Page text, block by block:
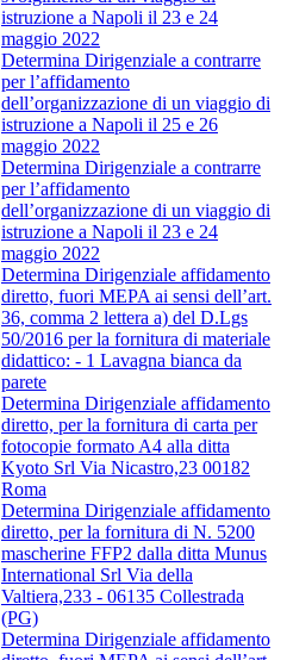
istruzione a Napoli il 23 e 24
maggio 2022
Determina Dirigenziale a contrarre
per l’affidamento
dell’organizzazione di un viaggio di
istruzione a Napoli il 25 e 26
maggio 2022
Determina Dirigenziale a contrarre
per l’affidamento
dell’organizzazione di un viaggio di
istruzione a Napoli il 23 e 24
maggio 2022
Determina Dirigenziale affidamento
diretto, fuori MEPA ai sensi dell’art.
36, comma 2 lettera a) del D.Lgs
50/2016 per la fornitura di materiale
didattico: - 1 Lavagna bianca da
parete
Determina Dirigenziale affidamento
diretto, per la fornitura di carta per
fotocopie formato A4 alla ditta
Kyoto Srl Via Nicastro,23 00182
Roma
Determina Dirigenziale affidamento
diretto, per la fornitura di N. 5200
mascherine FFP2 dalla ditta Munus
International Srl Via della
Valtiera,233 - 06135 Collestrada
(PG)
Determina Dirigenziale affidamento